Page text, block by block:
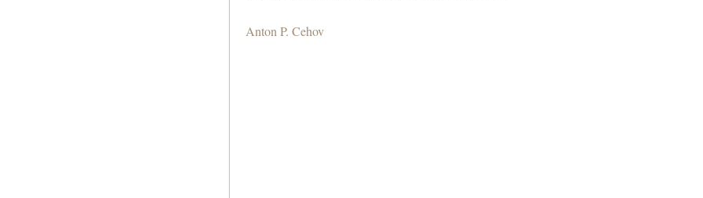
Anton P. Cehov